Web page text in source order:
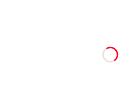
godziny